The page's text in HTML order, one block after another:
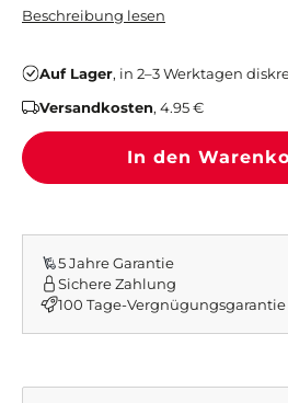
Beschreibung lesen
Auf Lager, in 2–3 Werktagen
Versandkosten, 4.95 €
In den